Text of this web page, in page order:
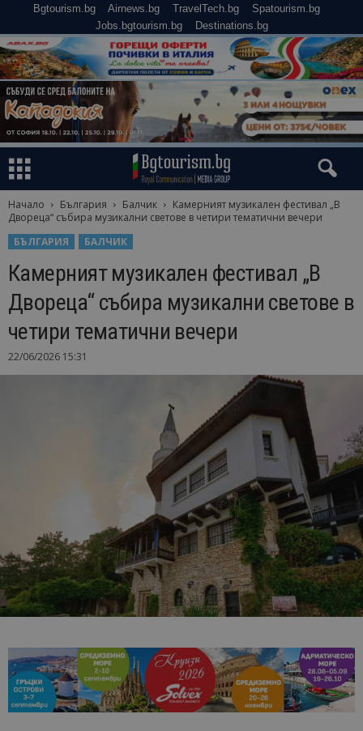
Bgtourism.bg Airnews.bg TravelTech.bg
Spatourism.bg
Jobs.bgtourism.bg
Destinations.bg
Начало България Балчик
Камерният музикален фестивал „В
Двореца“ събира музикални светове в четири тематични вечери
БЪЛГАРИЯ
БАЛЧИК
Камерният музикален фестивал „В
Двореца“ събира музикални светове в
четири тематични вечери
22/06/2026 15:31